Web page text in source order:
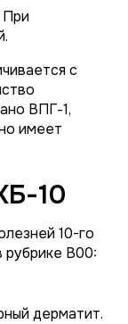
При
с
ВПГ-1,
имеет
10
10-го
рубрике B00:
дерматит.